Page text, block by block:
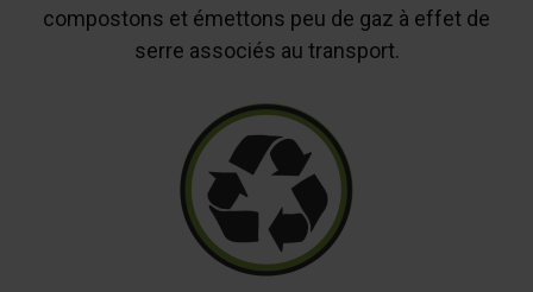
compostons et émettons peu de gaz à effet de
serre associés au transport.